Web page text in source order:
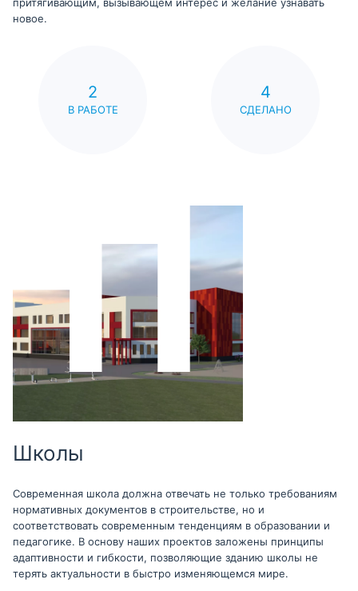
притягивающим, вызывающем интерес и желание узнавать
новое.
2
В РАБОТЕ
4
СДЕЛАНО
Школы
Современная школа должна отвечать не только требованиям
нормативных документов в строительстве, но и
соответствовать современным тенденциям в образовании и
педагогике. В основу наших проектов заложены принципы
адаптивности и гибкости, позволяющие зданию школы не
терять актуальности в быстро изменяющемся мире.